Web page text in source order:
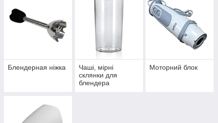
Блендерная ніжка
Чаші, мірні
склянки для
блендера
Моторний блок